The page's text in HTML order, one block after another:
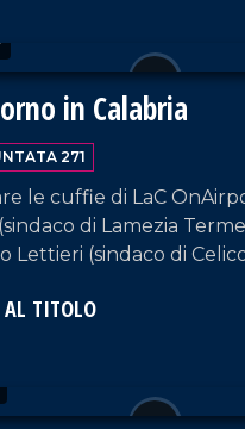
in Calabria
271
le cuffie di LaC
di Lamezia
Lettieri (sindaco di
Floro.